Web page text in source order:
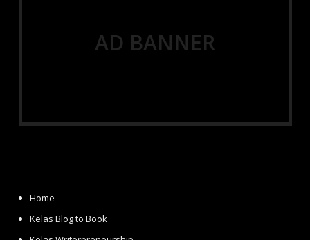
AD BANNER
Home
Kelas Blog to Book